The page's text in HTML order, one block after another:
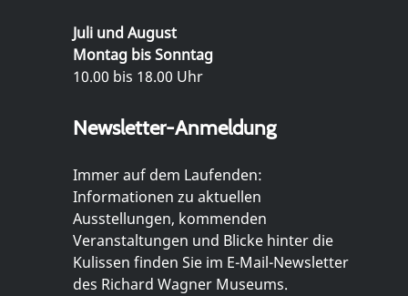
Juli und August
Montag bis Sonntag
10.00 bis 18.00 Uhr
Newsletter-Anmeldung
Immer auf dem Laufenden:
Informationen zu aktuellen
Ausstellungen, kommenden
Veranstaltungen und Blicke hinter die
Kulissen finden Sie im E-Mail-Newsletter
des Richard Wagner Museums.